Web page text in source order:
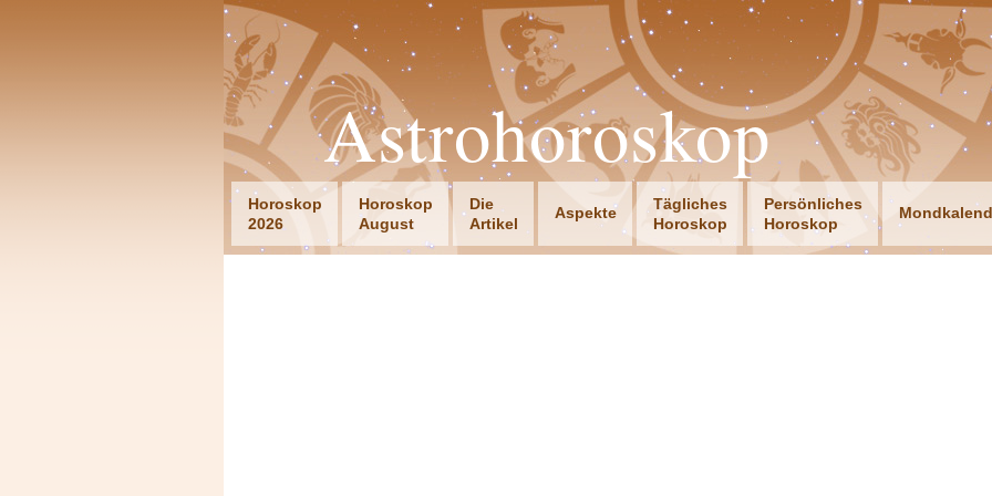
Astrohoroskop
Horoskop
2026
Horoskop
August
Die
Artikel
Aspekte
Tägliches
Horoskop
Persönliches
Horoskop